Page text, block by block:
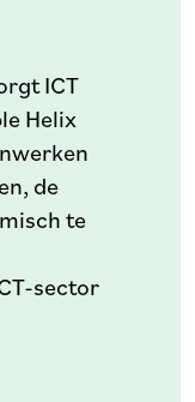
ICT
Helix
de
te
sector